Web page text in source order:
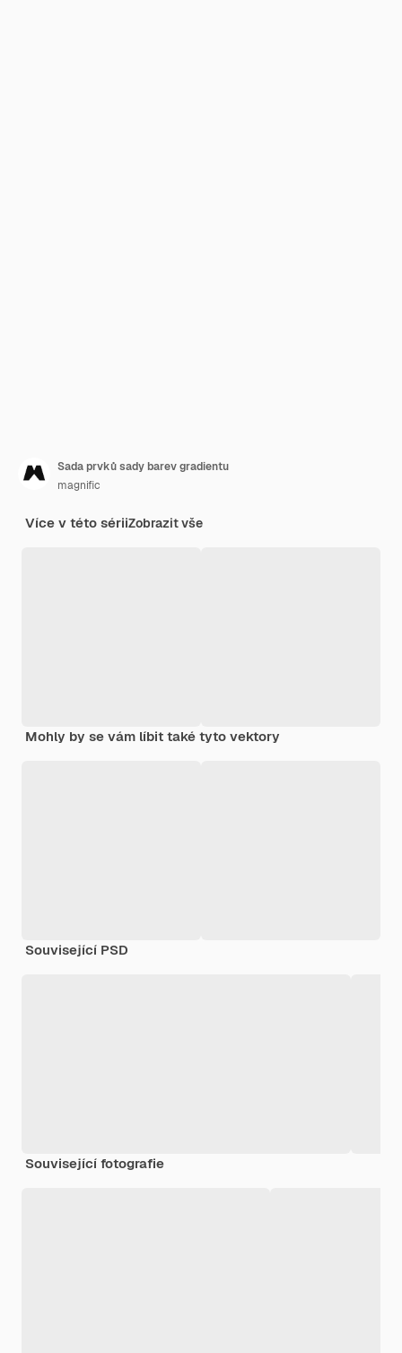
Sada prvků sady barev gradientu
magnific
Více v této sériiZobrazit vše
Mohly by se vám líbit také tyto vektory
Související PSD
Související fotografie